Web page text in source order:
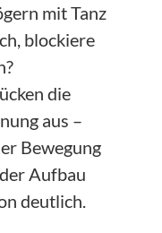
mit Tanz
blockiere
die
aus –
Bewegung
Aufbau
deutlich.